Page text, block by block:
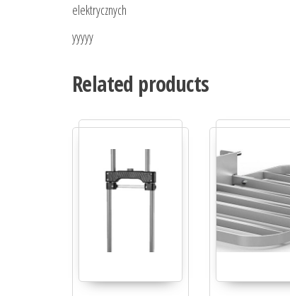
elektrycznych
yyyyy
Related products